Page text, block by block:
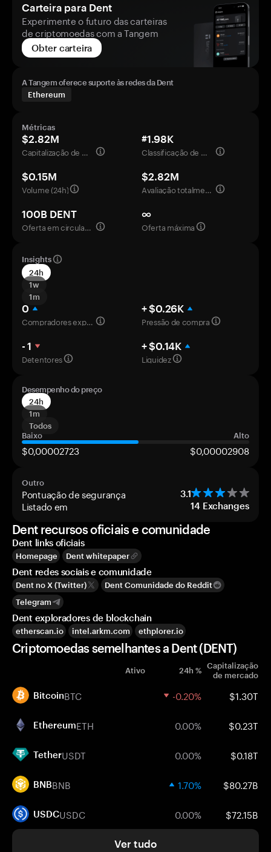
Carteira para Dent
Experimente o futuro das carteiras
de criptomoedas com a Tangem
Obter carteira
A Tangem oferece suporte às redes da Dent
Ethereum
Métricas
$2.82M
Capitalização de mercado
#1.98K
Classificação de mercado
$0.15M
Volume (24h)
$2.82M
Avaliação totalmente diluída
100B DENT
Oferta em circulação
∞
Oferta máxima
Insights
24h
1w
1m
0
Compradores experientes
+ $0.26K
Pressão de compra
- 1
Detentores
+ $0.14K
Liquidez
Desempenho do preço
24h
1m
Todos
Baixo
Alto
$0,00002723 $0,00002908
Outro
Pontuação de segurança 3.1
Listado em 14 Exchanges
Dent recursos oficiais e comunidade
Dent links oficiais
Homepage Dent whitepaper
Dent redes sociais e comunidade
Dent no X (Twitter)
Dent Comunidade do Reddit
Telegram
Dent exploradores de blockchain
etherscan.io intel.arkm.com ethplorer.io
Criptomoedas semelhantes a Dent (DENT)
Ativo 24h % Capitalização
de mercado
BitcoinBTC -0.20% $1.30T
EthereumETH 0.00% $0.23T
TetherUSDT 0.00% $0.18T
BNBBNB 1.70% $80.27B
USDCUSDC 0.00% $72.15B
Ver tudo